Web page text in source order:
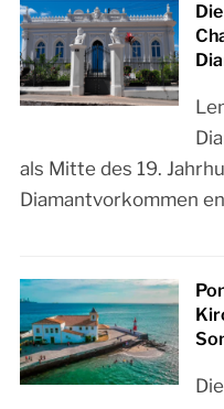
als Mitte des 19.
Diamantvorkommen